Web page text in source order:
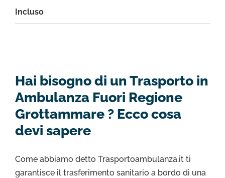
Incluso
Hai bisogno di un Trasporto in
Ambulanza Fuori Regione
Grottammare ? Ecco cosa
devi sapere
Come abbiamo detto Trasportoambulanza.it ti
garantisce il trasferimento sanitario a bordo di una